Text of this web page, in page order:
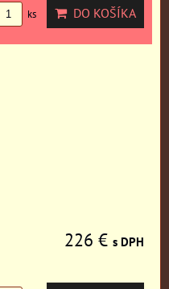
ks DO KOŠÍKA
226 € s DPH